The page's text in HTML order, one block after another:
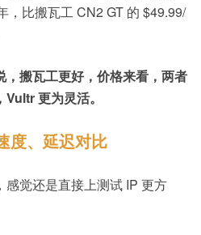
，比搬瓦工 CN2 GT 的 $49.99/
搬瓦工更好，价格来看，两者
更为灵活。
度、延迟对比
觉还是直接上测试 IP 更方